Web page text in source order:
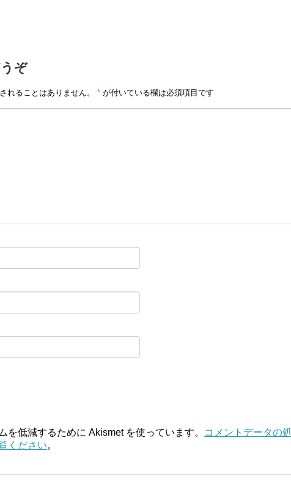
ぞ
れることはありません。 * が付いている欄は必須項目です
を低減するために Akismet を使っています。
コメントデータの
ください。